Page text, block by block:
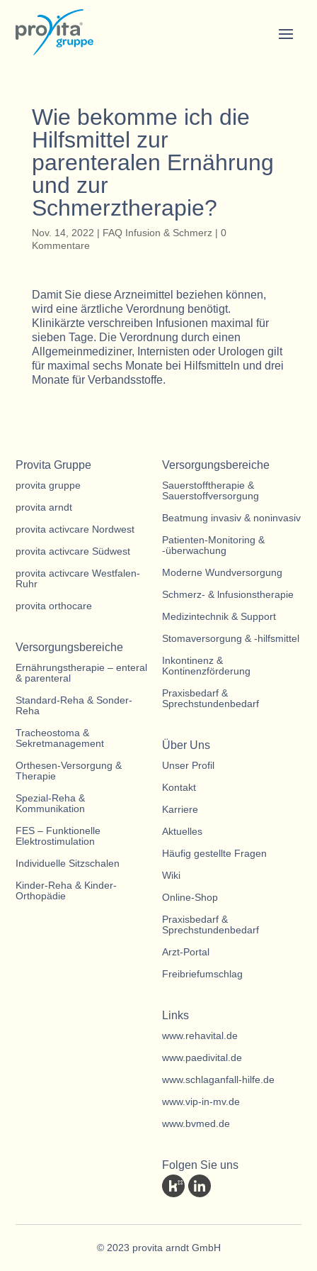
Wie bekomme ich die
Hilfsmittel zur
parenteralen Ernährung
und zur
Schmerztherapie?
Nov. 14, 2022 | FAQ Infusion & Schmerz| 0
Kommentare
Damit Sie diese Arzneimittel beziehen können,
wird eine ärztliche Verordnung benötigt.
Klinikärzte verschreiben Infusionen maximal für
sieben Tage. Die Verordnung durch einen
Allgemeinmediziner, Internisten oder Urologen gilt
für maximal sechs Monate bei Hilfsmitteln und drei
Monate für Verbandsstoffe.
Provita Gruppe
provita gruppe
provita arndt
provita activcare Nordwest
provita activcare Südwest
provita activcare Westfalen-
Ruhr
provita orthocare
Versorgungsbereiche
Ernährungstherapie – enteral
& parenteral
Standard-Reha & Sonder-
Reha
Tracheostoma &
Sekretmanagement
Orthesen-Versorgung &
Therapie
Spezial-Reha &
Kommunikation
FES – Funktionelle
Elektrostimulation
Individuelle Sitzschalen
Kinder-Reha & Kinder-
Orthopädie
Versorgungsbereiche
Sauerstofftherapie &
Sauerstoffversorgung
Beatmung invasiv & noninvasiv
Patienten-Monitoring &
-überwachung
Moderne Wundversorgung
Schmerz- & lnfusionstherapie
Medizintechnik & Support
Stomaversorgung & -hilfsmittel
Inkontinenz &
Kontinenzförderung
Praxisbedarf &
Sprechstundenbedarf
Über Uns
Unser Profil
Kontakt
Karriere
Aktuelles
Häufig gestellte Fragen
Wiki
Online-Shop
Praxisbedarf &
Sprechstundenbedarf
Arzt-Portal
Freibriefumschlag
Links
www.rehavital.de
www.paedivital.de
www.schlaganfall-hilfe.de
www.vip-in-mv.de
www.bvmed.de
Folgen Sie uns
© 2023 provita arndt GmbH